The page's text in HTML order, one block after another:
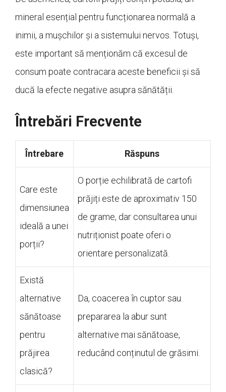
mineral esențial pentru funcționarea normală a
inimii, a mușchilor și a sistemului nervos. Totuși,
este important să menționăm că excesul de
consum poate contracara aceste beneficii și să
ducă la efecte negative asupra sănătății.
Întrebări Frecvente
Întrebare Răspuns
Care este
dimensiunea
ideală a unei
porții?
O porție echilibrată de cartofi
prăjiți este de aproximativ 150
de grame, dar consultarea unui
nutriționist poate oferi o
orientare personalizată.
Există
alternative
sănătoase
pentru
prăjirea
clasică?
Da, coacerea în cuptor sau
prepararea la abur sunt
alternative mai sănătoase,
reducând conținutul de grăsimi.